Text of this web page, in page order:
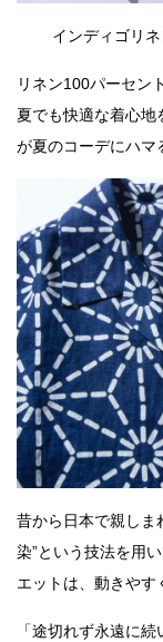
インディゴリ
リネン100パーセン
夏でも快適な着心
が夏のコーデにハマ
昔から日本で親しま
染”という技法を用
エットは、動きやす
「途切れず永遠に